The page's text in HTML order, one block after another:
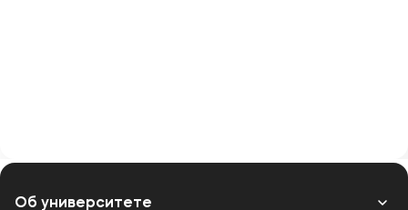
Об университете